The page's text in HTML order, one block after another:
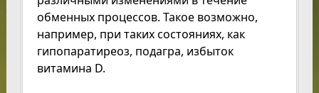
обменных процессов. Такое возможно,
например, при таких состояниях, как
гипопаратиреоз, подагра, избыток
витамина D.